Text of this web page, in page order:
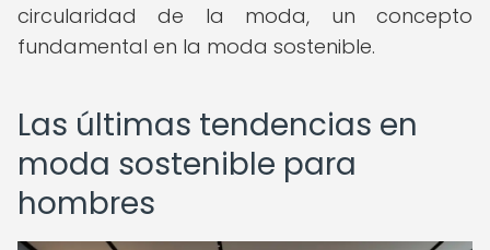
circularidad de la moda, un concepto
fundamental en la moda sostenible.
Las últimas tendencias en
moda sostenible para
hombres